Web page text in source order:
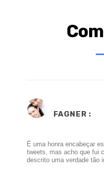
FAGNER :
É uma honra encabeçar
tweets, mas acho que fui
descrito uma verdade tão